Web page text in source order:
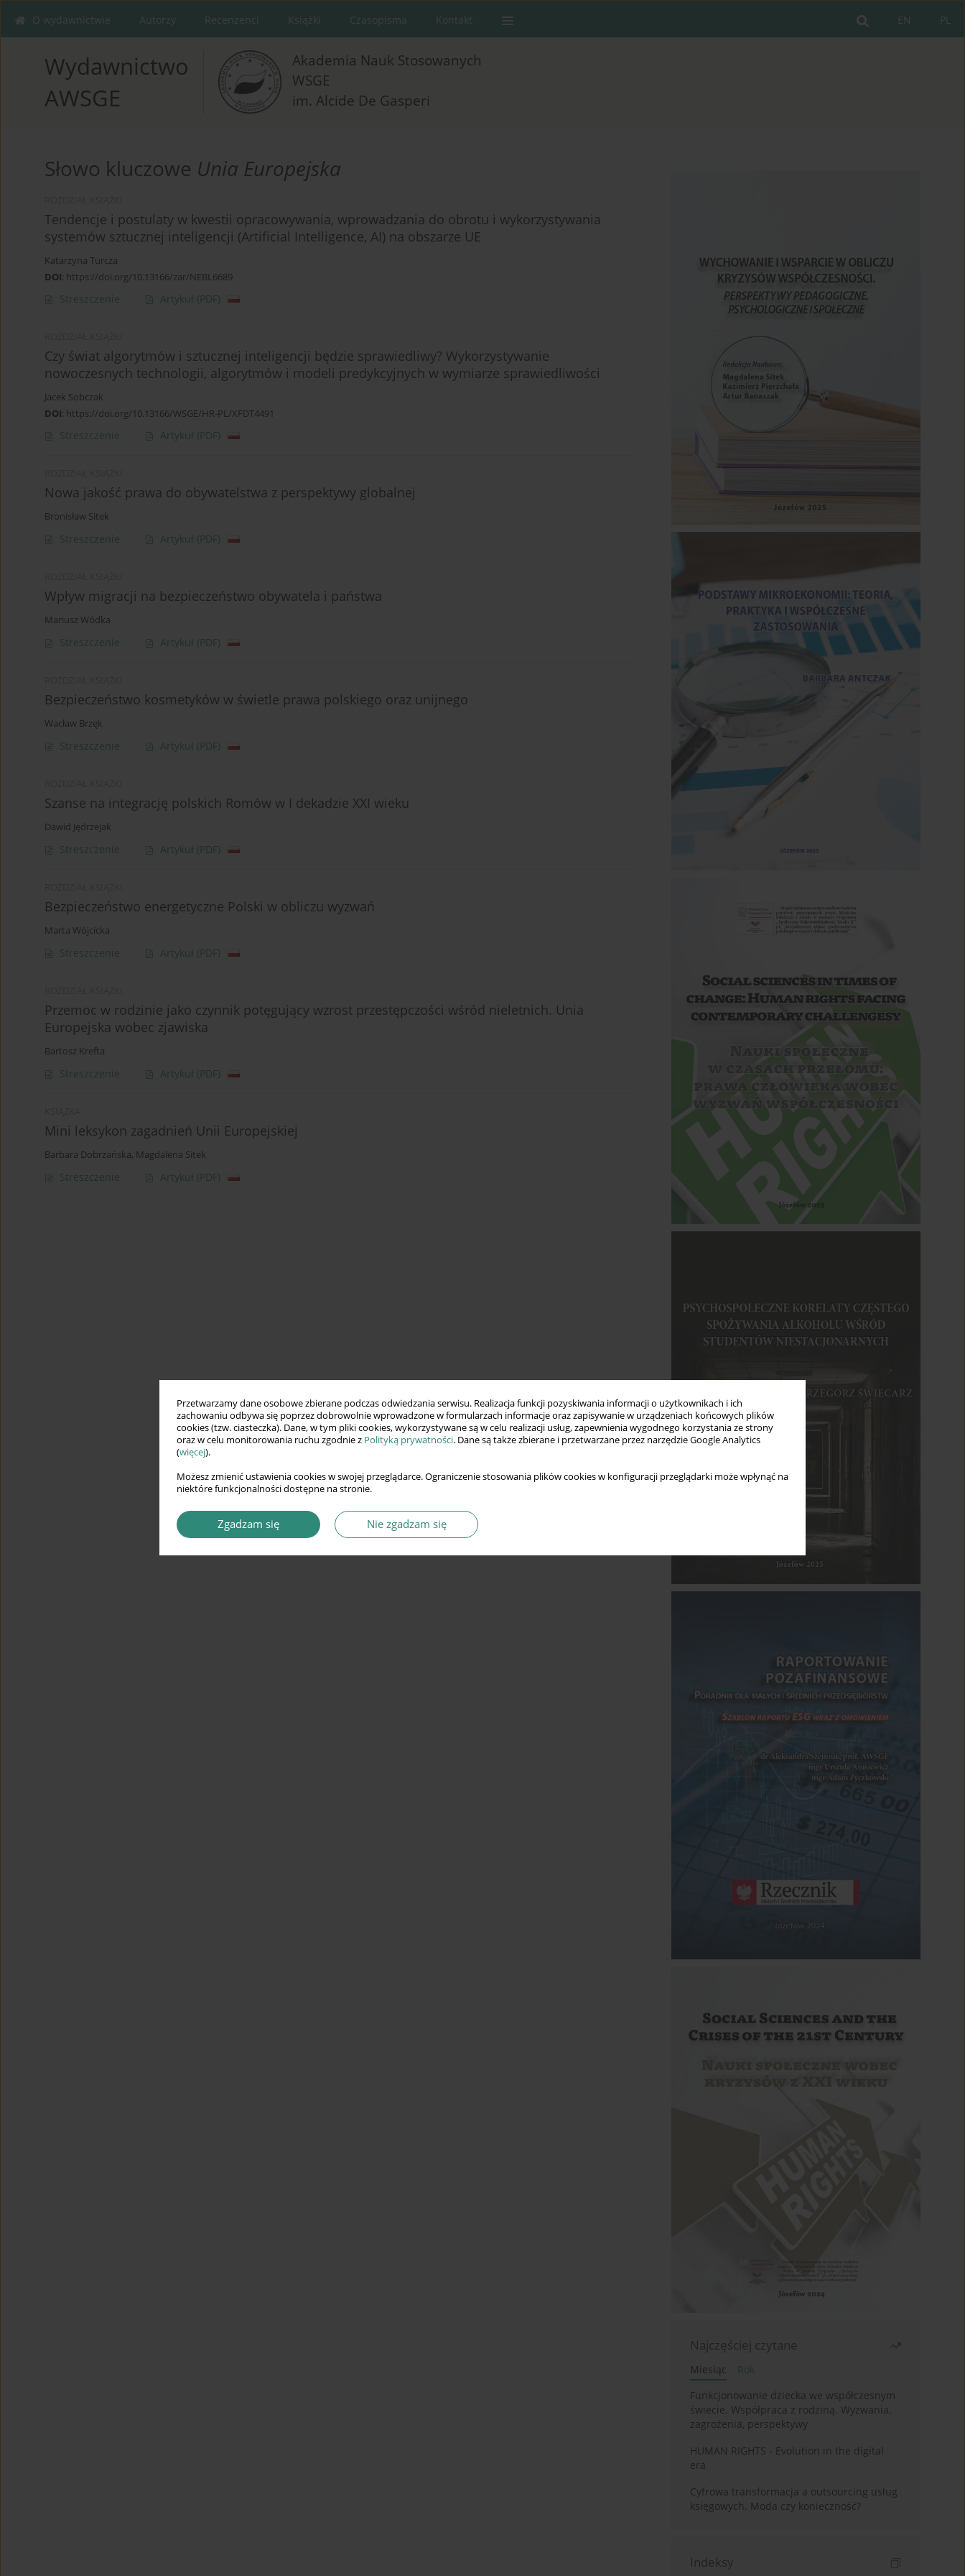
Przetwarzamy dane osobowe zbierane podczas odwiedzania serwisu. Realizacja funkcji pozyskiwania informacji o użytkownikach i ich
zachowaniu odbywa się poprzez dobrowolnie wprowadzone w formularzach informacje oraz zapisywanie w urządzeniach końcowych plików
cookies (tzw. ciasteczka). Dane, w tym pliki cookies, wykorzystywane są w celu realizacji usług, zapewnienia wygodnego korzystania ze strony
oraz w celu monitorowania ruchu zgodnie z Polityką prywatności. Dane są także zbierane i przetwarzane przez narzędzie Google Analytics
(więcej).
Możesz zmienić ustawienia cookies w swojej przeglądarce. Ograniczenie stosowania plików cookies w konfiguracji przeglądarki może wpłynąć na
niektóre funkcjonalności dostępne na stronie.
Zgadzam się Nie zgadzam się
PL
EN
O wydawnictwie Autorzy Recenzenci Książki Czasopisma Kontakt
Wydawnictwo
AWSGE
Akademia Nauk Stosowanych
WSGE
im. Alcide De Gasperi
Słowo kluczowe Unia Europejska
Tendencje i postulaty w kwestii opracowywania, wprowadzania do obrotu i wykorzystywania
systemów sztucznej inteligencji (Artificial Intelligence, AI) na obszarze UE
Katarzyna Turcza
DOI: https://doi.org/10.13166/zar/NEBL6689
Streszczenie Artykuł (PDF)
Czy świat algorytmów i sztucznej inteligencji będzie sprawiedliwy? Wykorzystywanie
nowoczesnych technologii, algorytmów i modeli predykcyjnych w wymiarze sprawiedliwości
Jacek Sobczak
DOI: https://doi.org/10.13166/WSGE/HR-PL/XFDT4491
Streszczenie Artykuł (PDF)
Nowa jakość prawa do obywatelstwa z perspektywy globalnej
Bronisław Sitek
Streszczenie Artykuł (PDF)
Wpływ migracji na bezpieczeństwo obywatela i państwa
Mariusz Wódka
Streszczenie Artykuł (PDF)
Bezpieczeństwo kosmetyków w świetle prawa polskiego oraz unijnego
Wacław Brzęk
Streszczenie Artykuł (PDF)
Szanse na integrację polskich Romów w I dekadzie XXI wieku
Dawid Jędrzejak
Streszczenie Artykuł (PDF)
Bezpieczeństwo energetyczne Polski w obliczu wyzwań
Marta Wójcicka
Streszczenie Artykuł (PDF)
Przemoc w rodzinie jako czynnik potęgujący wzrost przestępczości wśród nieletnich. Unia
Europejska wobec zjawiska
Bartosz Krefta
Streszczenie Artykuł (PDF)
Mini leksykon zagadnień Unii Europejskiej
Barbara Dobrzańska, Magdalena Sitek
Streszczenie Artykuł (PDF)
Najczęściej czytane
Miesiąc
Rok
Funkcjonowanie dziecka we współczesnym
świecie. Współpraca z rodziną. Wyzwania,
zagrożenia, perspektywy
HUMAN RIGHTS - Evolution in the digital
era
Cyfrowa transformacja a outsourcing usług
księgowych. Moda czy konieczność?
Indeksy